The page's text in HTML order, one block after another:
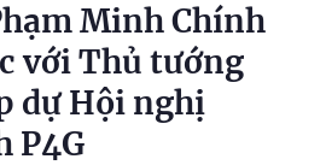
Minh Chính
với Thủ tướng
dự Hội nghị
P4G